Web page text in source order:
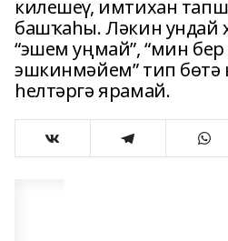
килешеү, имтихан
башҡаһы. Ләкин ундай
“эшем уңмай”, “мин бер
эшкинмәйем” тип бөтә
һелтәргә ярамай.